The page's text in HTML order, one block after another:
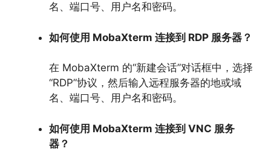
名、 端口号、 用户名和密码。
如何使用 MobaXterm 连接到 RDP 服务器？
在 MobaXterm 的“新建会话”对话框中， 选择
“RDP”协议， 然后输入远程服务器的地或域
名、 端口号、 用户名和密码。
如何使用 MobaXterm 连接到 VNC 服务
器？